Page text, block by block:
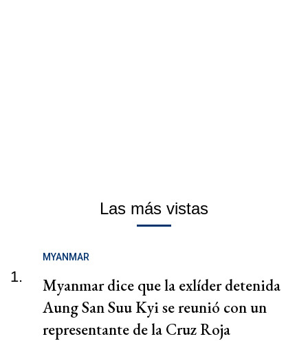
Las más vistas
1.
MYANMAR
Myanmar dice que la exlíder detenida
Aung San Suu Kyi se reunió con un
representante de la Cruz Roja